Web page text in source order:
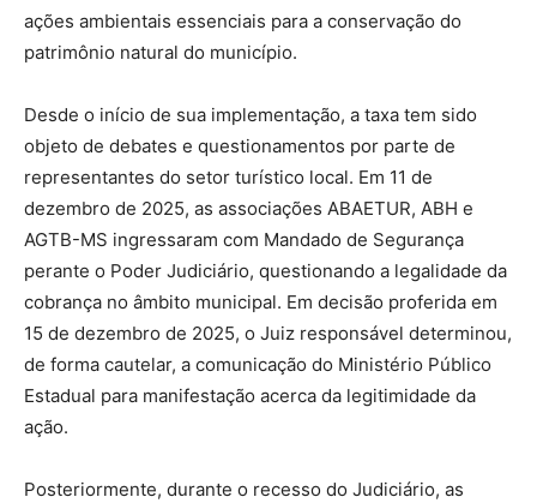
ações ambientais essenciais para a conservação do
patrimônio natural do município.
Desde o início de sua implementação, a taxa tem sido
objeto de debates e questionamentos por parte de
representantes do setor turístico local. Em 11 de
dezembro de 2025, as associações ABAETUR, ABH e
AGTB-MS ingressaram com Mandado de Segurança
perante o Poder Judiciário, questionando a legalidade da
cobrança no âmbito municipal. Em decisão proferida em
15 de dezembro de 2025, o Juiz responsável determinou,
de forma cautelar, a comunicação do Ministério Público
Estadual para manifestação acerca da legitimidade da
ação.
Posteriormente, durante o recesso do Judiciário, as